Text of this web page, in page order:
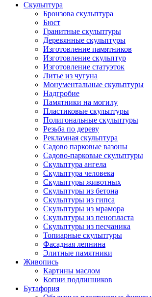
Скульптура
Бронзова скульптура
Бюст
Гранитные скульптуры
Деревянные скульптуры
Изготовление памятников
Изготовление скульптур
Изготовление статуэток
Литье из чугуна
Монументальные скульптуры
Надгробие
Памятники на могилу
Пластиковые скульптуры
Полигональные скульптуры
Резьба по дереву
Рекламная скульптура
Садово парковые вазоны
Садово-парковые скульптуры
Скульптура ангела
Скульптура человека
Скульптуры животных
Скульптуры из бетона
Скульптуры из гипса
Скульптуры из мрамора
Скульптуры из пенопласта
Скульптуры из песчаника
Топиарные скульптуры
Фасадная лепнина
Элитные памятники
Живопись
Картины маслом
Копии подлинников
Бутафория